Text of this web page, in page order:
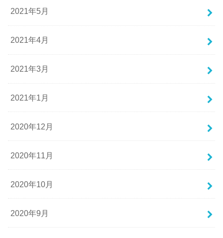
2021年5月
2021年4月
2021年3月
2021年1月
2020年12月
2020年11月
2020年10月
2020年9月